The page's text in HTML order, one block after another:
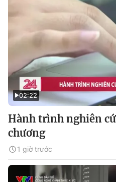
02:22
Hành trình nghiên
chương
1 giờ trước